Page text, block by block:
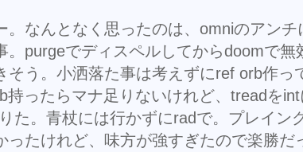
。なんとなく思ったのは、omniのアンチ
。purgeでディスペルしてからdoomで無
そう。小洒落た事は考えずにref orb作っ
持ったらマナ足りないけれど、treadを
た。青杖には行かずにradで。プレイン
ったけれど、味方が強すぎたので楽勝だ